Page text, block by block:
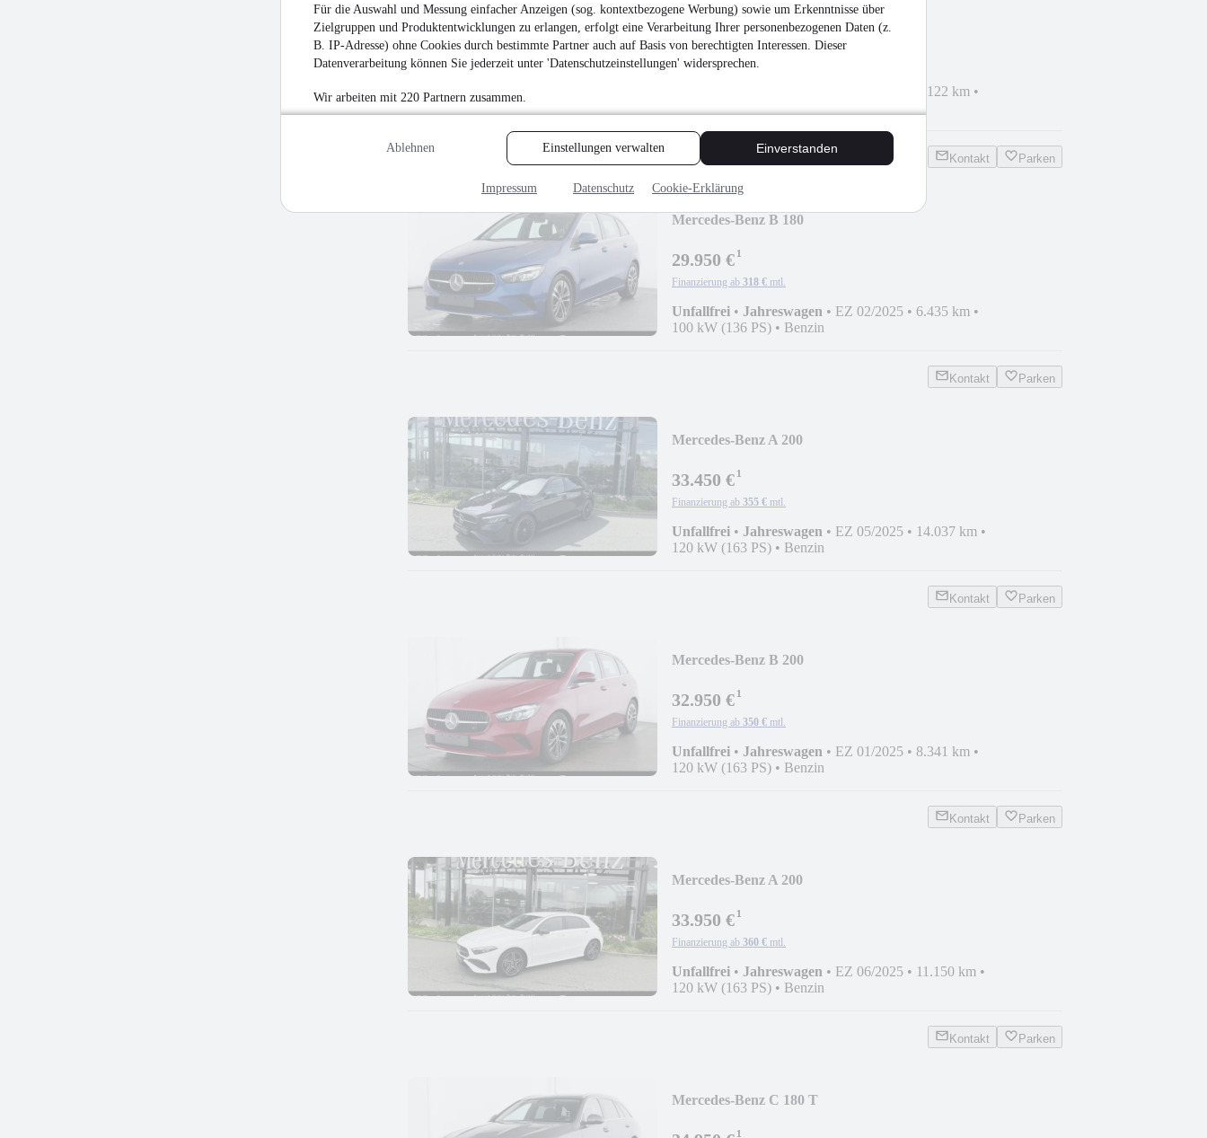
Für die Auswahl und Messung einfacher Anzeigen (sog. kontextbezogene Werbung) sowie um Erkenntnisse über
Zielgruppen und Produktentwicklungen zu erlangen, erfolgt eine Verarbeitung Ihrer personenbezogenen Daten (z.
B. IP-Adresse) ohne Cookies durch bestimmte Partner auch auf Basis von berechtigten Interessen. Dieser
Datenverarbeitung können Sie jederzeit unter 'Datenschutzeinstellungen' widersprechen.
Wir arbeiten mit 220 Partnern zusammen.
Ablehnen Einstellungen verwalten Einverstanden
Impressum Datenschutz Cookie-Erklärung
PROGRESSIVE/LED/KAMERA/WINTER/..
29.950 €¹
Finanzierung ab 318 €
9.122 km •
Kontakt Parken
Mercedes-Benz B 180
29.950 €¹
Finanzierung ab 318 € mtl.
Unfallfrei • Jahreswagen • EZ 02/2025 • 6.435 km •
100 kW (136 PS) • Benzin
Kontakt Parken
Mercedes-Benz A 200
33.450 €¹
Finanzierung ab 355 € mtl.
Unfallfrei • Jahreswagen • EZ 05/2025 • 14.037 km •
120 kW (163 PS) • Benzin
Kontakt Parken
Mercedes-Benz B 200
32.950 €¹
Finanzierung ab 350 € mtl.
Unfallfrei • Jahreswagen • EZ 01/2025 • 8.341 km •
120 kW (163 PS) • Benzin
Kontakt Parken
Mercedes-Benz A 200
33.950 €¹
Finanzierung ab 360 € mtl.
Unfallfrei • Jahreswagen • EZ 06/2025 • 11.150 km •
120 kW (163 PS) • Benzin
Kontakt Parken
Mercedes-Benz C 180 T